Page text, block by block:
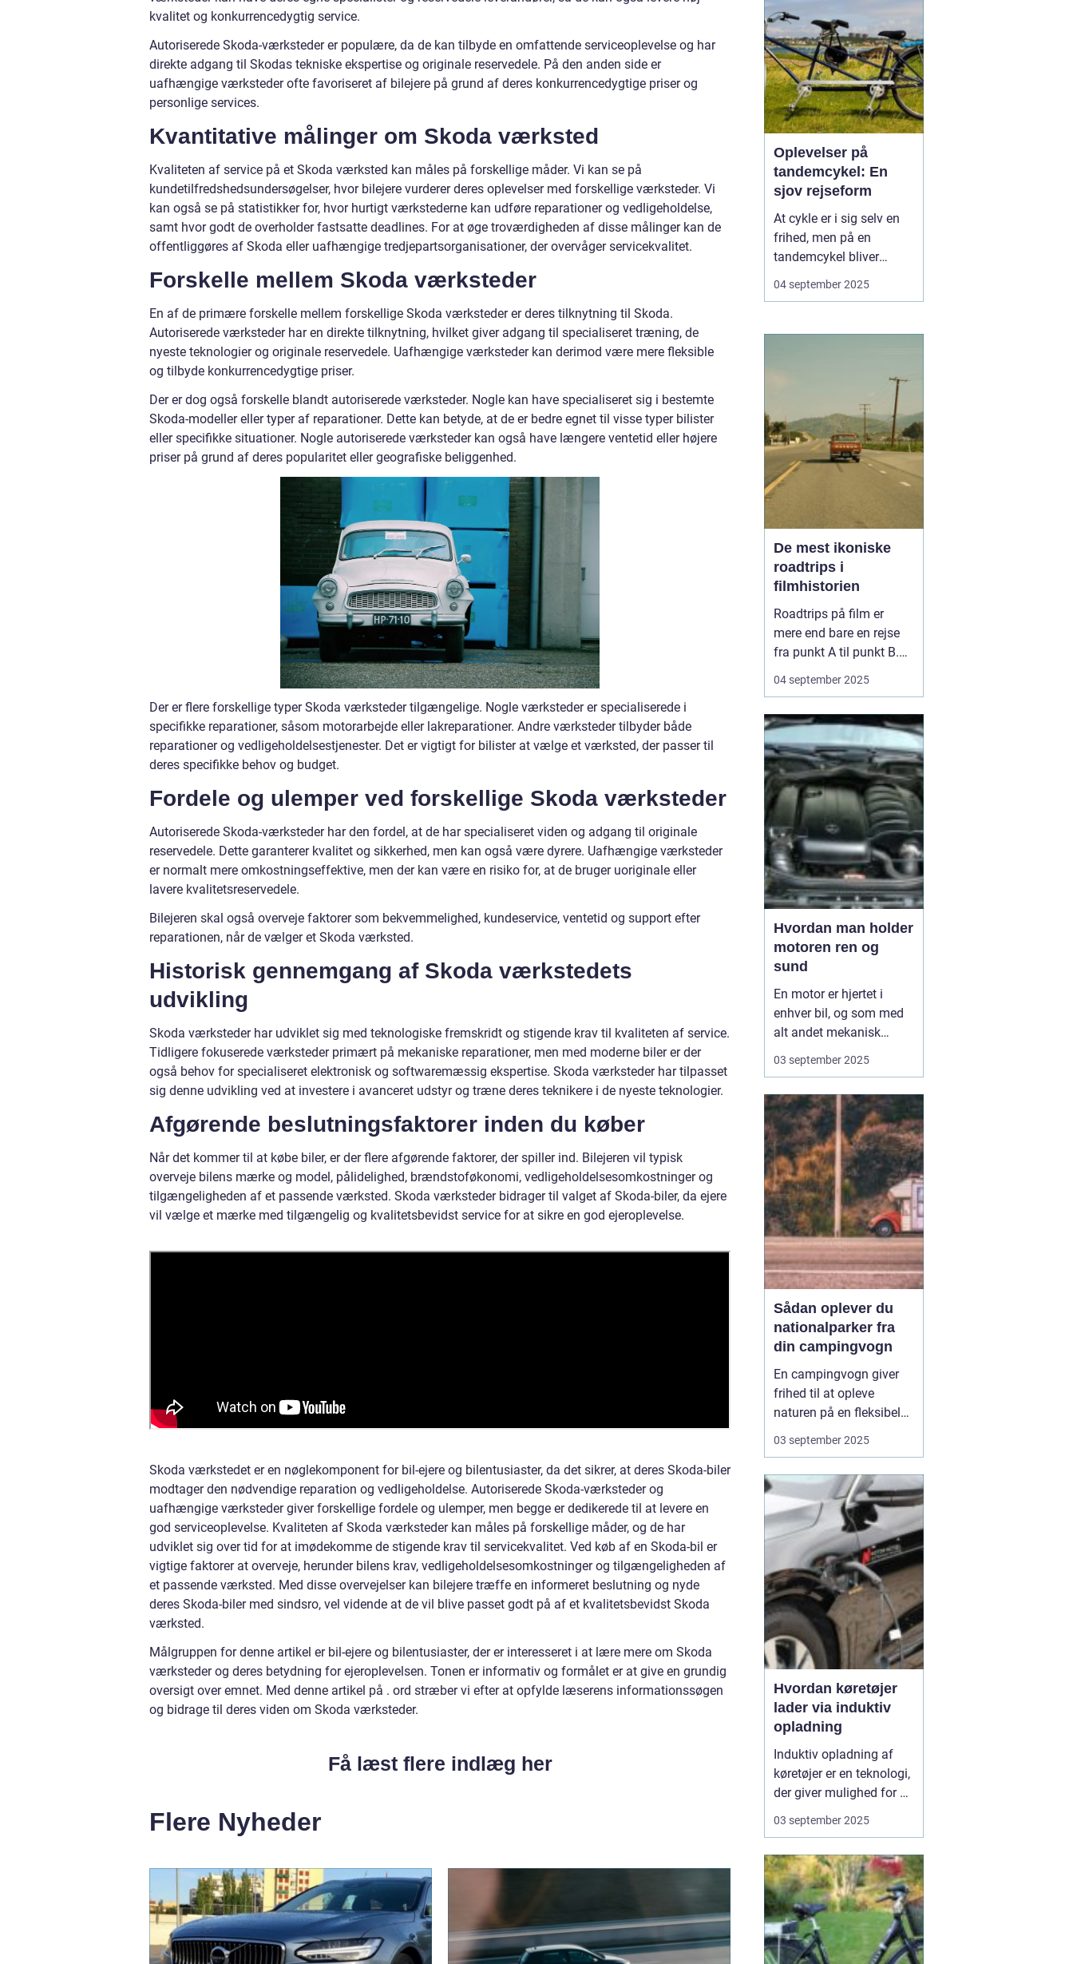
kvalitet og konkurrencedygtig service.
Autoriserede Skoda-værksteder er populære, da de kan tilbyde en omfattende serviceoplevelse og har
direkte adgang til Skodas tekniske ekspertise og originale reservedele. På den anden side er
uafhængige værksteder ofte favoriseret af bilejere på grund af deres konkurrencedygtige priser og
personlige services.
Kvantitative målinger om Skoda værksted
Kvaliteten af service på et Skoda værksted kan måles på forskellige måder. Vi kan se på
kundetilfredshedsundersøgelser, hvor bilejere vurderer deres oplevelser med forskellige værksteder. Vi
kan også se på statistikker for, hvor hurtigt værkstederne kan udføre reparationer og vedligeholdelse,
samt hvor godt de overholder fastsatte deadlines. For at øge troværdigheden af disse målinger kan de
offentliggøres af Skoda eller uafhængige tredjepartsorganisationer, der overvåger servicekvalitet.
Forskelle mellem Skoda værksteder
En af de primære forskelle mellem forskellige Skoda værksteder er deres tilknytning til Skoda.
Autoriserede værksteder har en direkte tilknytning, hvilket giver adgang til specialiseret træning, de
nyeste teknologier og originale reservedele. Uafhængige værksteder kan derimod være mere fleksible
og tilbyde konkurrencedygtige priser.
Der er dog også forskelle blandt autoriserede værksteder. Nogle kan have specialiseret sig i bestemte
Skoda-modeller eller typer af reparationer. Dette kan betyde, at de er bedre egnet til visse typer bilister
eller specifikke situationer. Nogle autoriserede værksteder kan også have længere ventetid eller højere
priser på grund af deres popularitet eller geografiske beliggenhed.
Der er flere forskellige typer Skoda værksteder tilgængelige. Nogle værksteder er specialiserede i
specifikke reparationer, såsom motorarbejde eller lakreparationer. Andre værksteder tilbyder både
reparationer og vedligeholdelsestjenester. Det er vigtigt for bilister at vælge et værksted, der passer til
deres specifikke behov og budget.
Fordele og ulemper ved forskellige Skoda værksteder
Autoriserede Skoda-værksteder har den fordel, at de har specialiseret viden og adgang til originale
reservedele. Dette garanterer kvalitet og sikkerhed, men kan også være dyrere. Uafhængige værksteder
er normalt mere omkostningseffektive, men der kan være en risiko for, at de bruger uoriginale eller
lavere kvalitetsreservedele.
Bilejeren skal også overveje faktorer som bekvemmelighed, kundeservice, ventetid og support efter
reparationen, når de vælger et Skoda værksted.
Historisk gennemgang af Skoda værkstedets
udvikling
Skoda værksteder har udviklet sig med teknologiske fremskridt og stigende krav til kvaliteten af service.
Tidligere fokuserede værksteder primært på mekaniske reparationer, men med moderne biler er der
også behov for specialiseret elektronisk og softwaremæssig ekspertise. Skoda værksteder har tilpasset
sig denne udvikling ved at investere i avanceret udstyr og træne deres teknikere i de nyeste teknologier.
Afgørende beslutningsfaktorer inden du køber
Når det kommer til at købe biler, er der flere afgørende faktorer, der spiller ind. Bilejeren vil typisk
overveje bilens mærke og model, pålidelighed, brændstoføkonomi, vedligeholdelsesomkostninger og
tilgængeligheden af et passende værksted. Skoda værksteder bidrager til valget af Skoda-biler, da ejere
vil vælge et mærke med tilgængelig og kvalitetsbevidst service for at sikre en god ejeroplevelse.
Skoda værkstedet er en nøglekomponent for bil-ejere og bilentusiaster, da det sikrer, at deres Skoda-biler
modtager den nødvendige reparation og vedligeholdelse. Autoriserede Skoda-værksteder og
uafhængige værksteder giver forskellige fordele og ulemper, men begge er dedikerede til at levere en
god serviceoplevelse. Kvaliteten af Skoda værksteder kan måles på forskellige måder, og de har
udviklet sig over tid for at imødekomme de stigende krav til servicekvalitet. Ved køb af en Skoda-bil er
vigtige faktorer at overveje, herunder bilens krav, vedligeholdelsesomkostninger og tilgængeligheden af
et passende værksted. Med disse overvejelser kan bilejere træffe en informeret beslutning og nyde
deres Skoda-biler med sindsro, vel vidende at de vil blive passet godt på af et kvalitetsbevidst Skoda
værksted.
Målgruppen for denne artikel er bil-ejere og bilentusiaster, der er interesseret i at lære mere om Skoda
værksteder og deres betydning for ejeroplevelsen. Tonen er informativ og formålet er at give en grundig
oversigt over emnet. Med denne artikel på . ord stræber vi efter at opfylde læserens informationssøgen
og bidrage til deres viden om Skoda værksteder.
Få læst flere indlæg her
Flere Nyheder
blot en grønnere
køreoplevelse, men o...
Oplevelser på
tandemcykel: En
sjov rejseform
At cykle er i sig selv en
frihed, men på en
tandemcykel bliver
oplevelsen noget helt
særligt. Her handler det
frem, men om
Tandemcyklen har i
mange år vær...
04 september 2025
De mest ikoniske
roadtrips i
filmhistorien
Roadtrips på film er
mere end bare en rejse
fra punkt A til punkt B.
De fungerer som en
ramme for
venskaber, konflikter og
store livsbeslutninger.
Nogle af de mest
ikoniske film i historien
har netop brugt
landevejen som scen...
04 september 2025
Hvordan man holder
motoren ren og
sund
En motor er hjertet i
enhver bil, og som med
alt andet mekanisk
udstyr kræver den
omsorg for at fungere
holdes ren og sund,
forlænger du ikke kun
dens levetid, men du
sikrer også en mere
effektiv kø...
03 september 2025
Sådan oplever du
nationalparker fra
din campingvogn
En campingvogn giver
frihed til at opleve
naturen på en fleksibel
og komfortabel måde.
Når du besøger
campingvognen, kan du
både have dit eget lille
hjem med og samtidig
være tæt på ...
03 september 2025
Hvordan køretøjer
lader via induktiv
opladning
Induktiv opladning af
køretøjer er en teknologi,
der giver mulighed for at
oplade uden kabler og
stik. I stedet sker
gennem
elektromagnetiske felter
mellem en sender i
jorden og en modtager i
bilen. Det...
03 september 2025